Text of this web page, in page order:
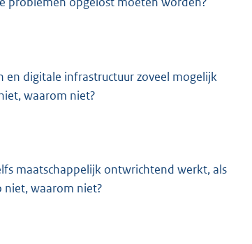
en digitale infrastructuur zoveel mogelijk
waarom niet?
maatschappelijk ontwrichtend werkt, als
niet, waarom niet?